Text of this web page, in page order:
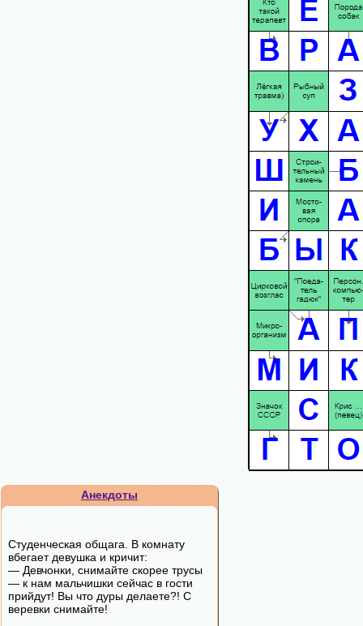
Анекдоты
Студенческая общага. В комнату
вбегает девушка и кричит:
— Девчонки, снимайте скорее трусы
— к нам мальчишки сейчас в гости
прийдут! Вы что дуры делаете?! С
веревки снимайте!